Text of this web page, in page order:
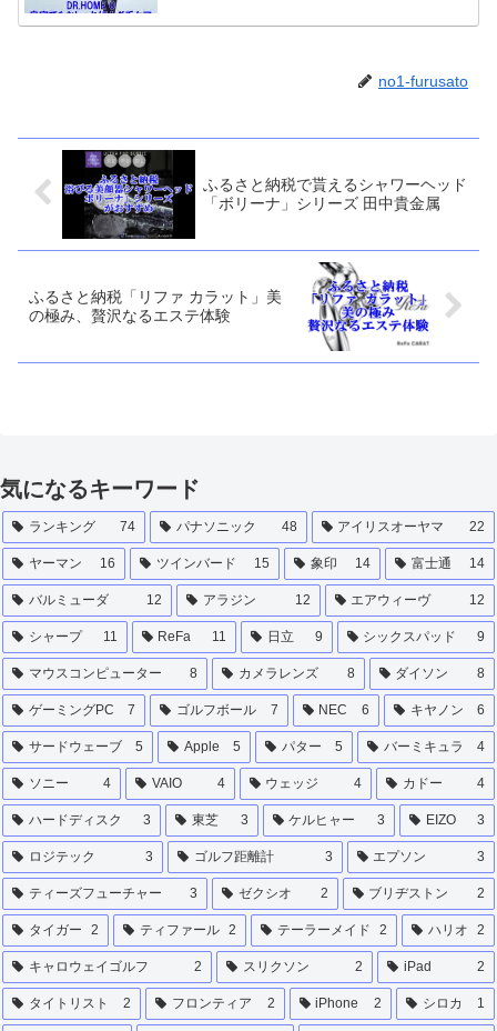
no1-furusato
ふるさと納税で貰えるシャワーヘッド
「ボリーナ」シリーズ 田中貴金属
ふるさと納税「リファ カラット」美
の極み、贅沢なるエステ体験
気になるキーワード
ランキング 74 パナソニック 48 アイリスオーヤマ 22
ヤーマン 16 ツインバード 15 象印 14 富士通 14
バルミューダ 12 アラジン 12 エアウィーヴ 12
シャープ 11 ReFa 11 日立 9 シックスパッド 9
マウスコンピューター 8 カメラレンズ 8 ダイソン 8
ゲーミングPC 7 ゴルフボール 7 NEC 6 キヤノン 6
サードウェーブ 5 Apple 5 パター 5 バーミキュラ 4
ソニー 4 VAIO 4 ウェッジ 4 カドー 4
ハードディスク 3 東芝 3 ケルヒャー 3 EIZO 3
ロジテック 3 ゴルフ距離計 3 エプソン 3
ティーズフューチャー 3 ゼクシオ 2 ブリヂストン 2
タイガー 2 ティファール 2 テーラーメイド 2 ハリオ 2
キャロウェイゴルフ 2 スリクソン 2 iPad 2
タイトリスト 2 フロンティア 2 iPhone 2 シロカ 1